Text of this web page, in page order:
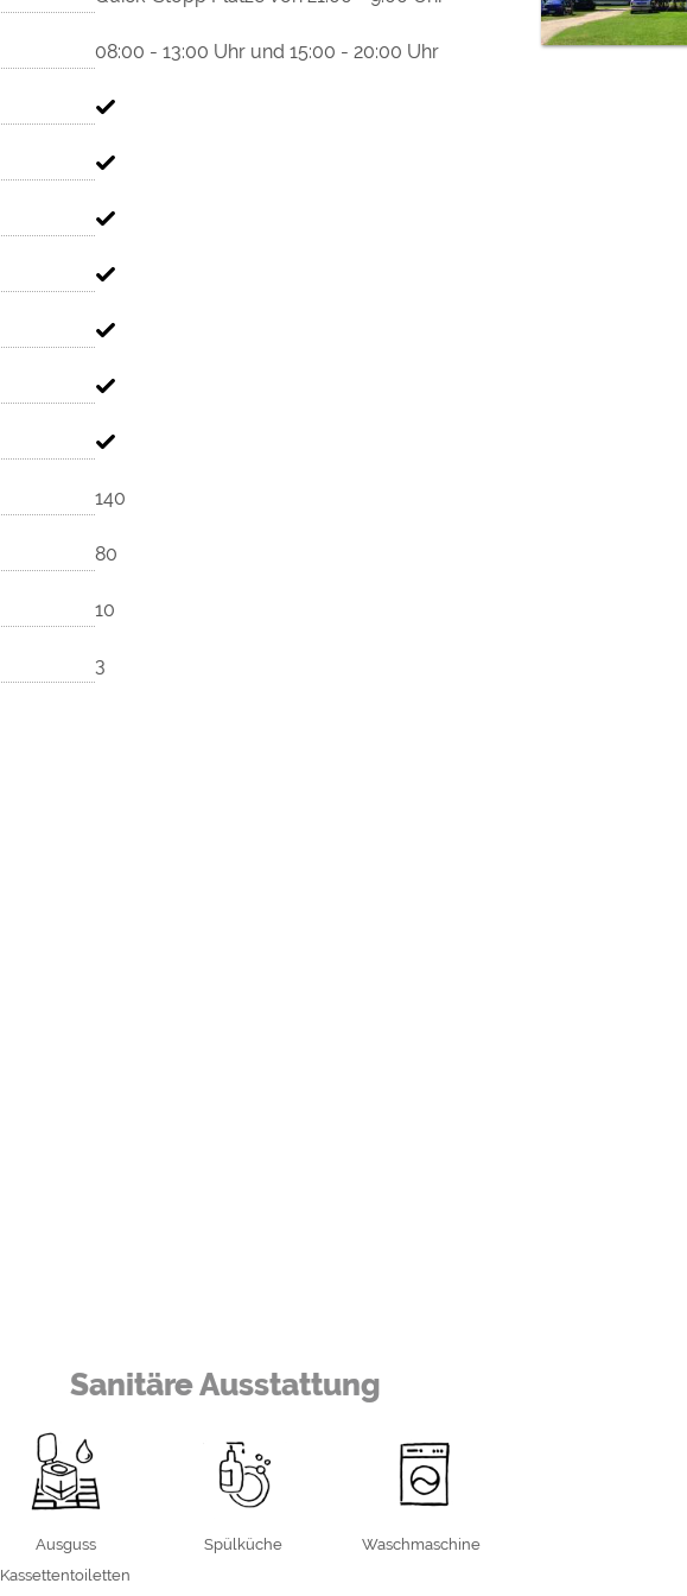
08:00 - 13:00 Uhr und 15:00 - 20:00 Uhr
140
80
10
3
Sanitäre Ausstattung
Ausguss
Kassettentoiletten
Spülküche Waschmaschine